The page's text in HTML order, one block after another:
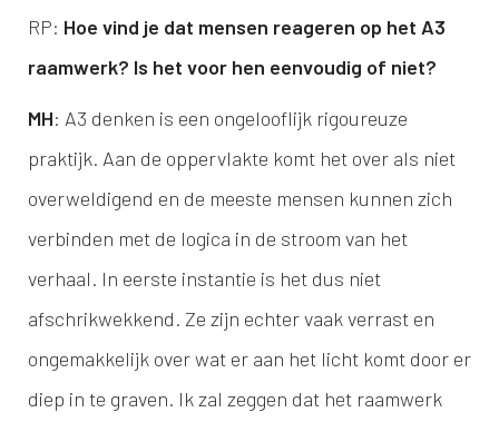
RP: Hoe vind je dat mensen reageren op het A3
raamwerk? Is het voor hen eenvoudig of niet?
MH: A3 denken is een ongelooflijk rigoureuze
praktijk. Aan de oppervlakte komt het over als niet
overweldigend en de meeste mensen kunnen zich
verbinden met de logica in de stroom van het
verhaal. In eerste instantie is het dus niet
afschrikwekkend. Ze zijn echter vaak verrast en
ongemakkelijk over wat er aan het licht komt door er
diep in te graven. Ik zal zeggen dat het raamwerk